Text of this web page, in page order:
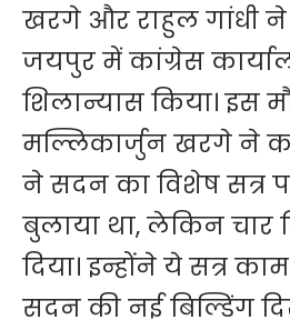
खरगे और राहुल गांधी ने
जयपुर में कांग्रेस
शिलान्यास किया। इस
मल्लिकार्जुन खरगे ने
ने सदन का विशेष सत्र
बुलाया था, लेकिन
दिया। इन्होंने ये सत्र
सदन की नई बिल्डिंग